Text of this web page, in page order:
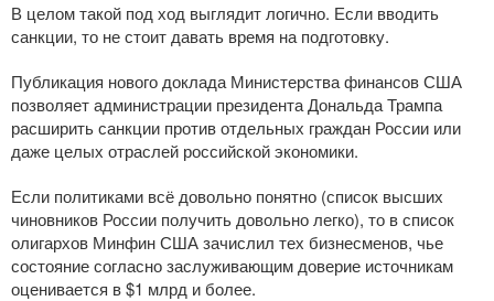
В целом такой под ход выглядит логично. Если вводить
санкции, то не стоит давать время на подготовку.
Публикация нового доклада Министерства финансов США
позволяет администрации президента Дональда Трампа
расширить санкции против отдельных граждан России или
даже целых отраслей российской экономики.
Если политиками всё довольно понятно (список высших
чиновников России получить довольно легко), то в список
олигархов Минфин США зачислил тех бизнесменов, чье
состояние согласно заслуживающим доверие источникам
оценивается в $1 млрд и более.